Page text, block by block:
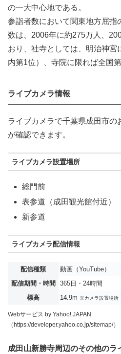
の一大中心地である。
参詣者数において関東地方屈指
数は、2006年に約275万人、
おり、社寺としては、明治神宮
内第1位）、寺院に限れば全国
ライブカメラ情報
ライブカメラで千葉県成田市の
が確認できます。
ライブカメラ設置場所
総門前
表参道（成田観光館付近）
新参道
ライブカメラ配信情報
配信種類
動画（YouTube）
配信期間・時間
365日・24時間
標高
14.9m ※カメラ設置場所
Webサービス by Yahoo! JAPAN
（https://developer.yahoo.co.jp/sitemap/）
成田山新勝寺周辺のその他のラ